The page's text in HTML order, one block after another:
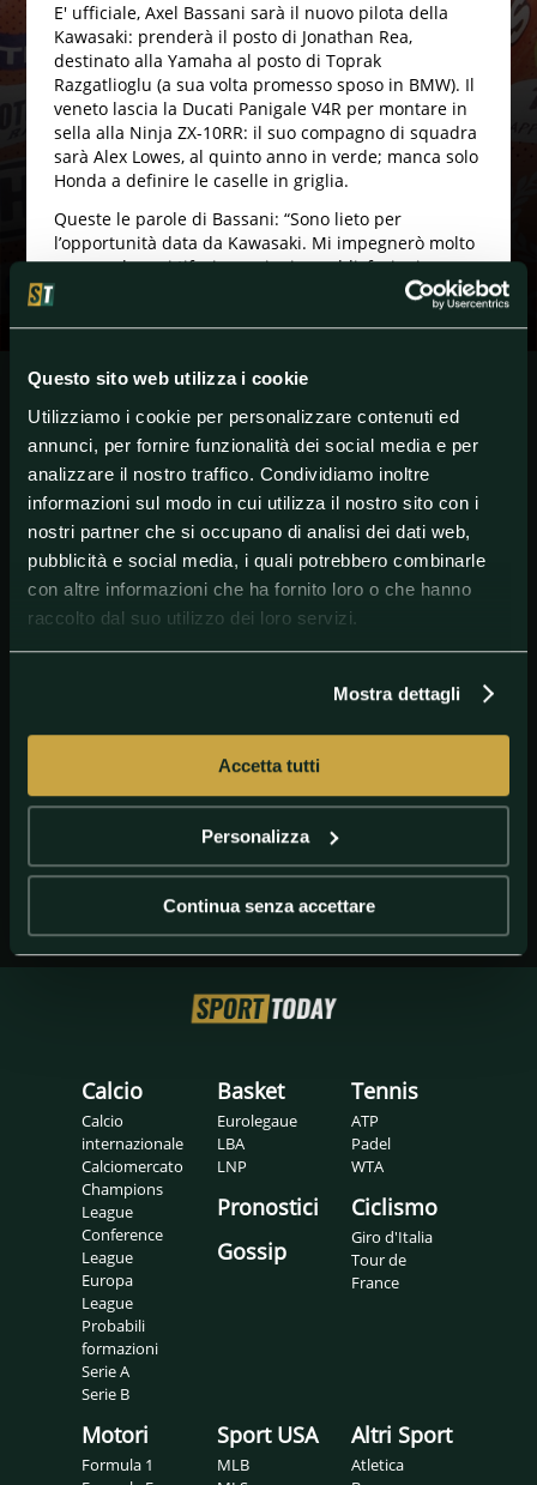
Questo sito web utilizza i cookie
Utilizziamo i cookie per personalizzare contenuti ed
annunci, per fornire funzionalità dei social media e per
analizzare il nostro traffico. Condividiamo inoltre
informazioni sul modo in cui utilizza il nostro sito con i
nostri partner che si occupano di analisi dei dati web,
pubblicità e social media, i quali potrebbero combinarle
con altre informazioni che ha fornito loro o che hanno
raccolto dal suo utilizzo dei loro servizi.
Mostra dettagli
Accetta tutti
Personalizza
Continua senza accettare
E' ufficiale, Axel Bassani sarà il nuovo pilota della
Kawasaki: prenderà il posto di Jonathan Rea,
destinato alla Yamaha al posto di Toprak
Razgatlioglu (a sua volta promesso sposo in BMW). Il
veneto lascia la Ducati Panigale V4R per montare in
sella alla Ninja ZX-10RR: il suo compagno di squadra
sarà Alex Lowes, al quinto anno in verde; manca solo
Honda a definire le caselle in griglia.
Queste le parole di Bassani: “Sono lieto per
l’opportunità data da Kawasaki. Mi impegnerò molto
per regalare ai tifosi emozioni e soddisfazioni,
ringrazio la mia famiglia e il titolare di Motocrsa
#Kawasaki #Superbike
GETTY IMAGES Un primo piano di Axel Bassani
Calcio
Calcio
internazionale
Calciomercato
Champions
League
Conference
League
Europa
League
Probabili
formazioni
Serie A
Serie B
Basket
Eurolegaue
LBA
LNP
Pronostici
Gossip
Tennis
ATP
Padel
WTA
Ciclismo
Giro d'Italia
Tour de
France
Motori
Formula 1
Sport USA
MLB
Altri Sport
Atletica